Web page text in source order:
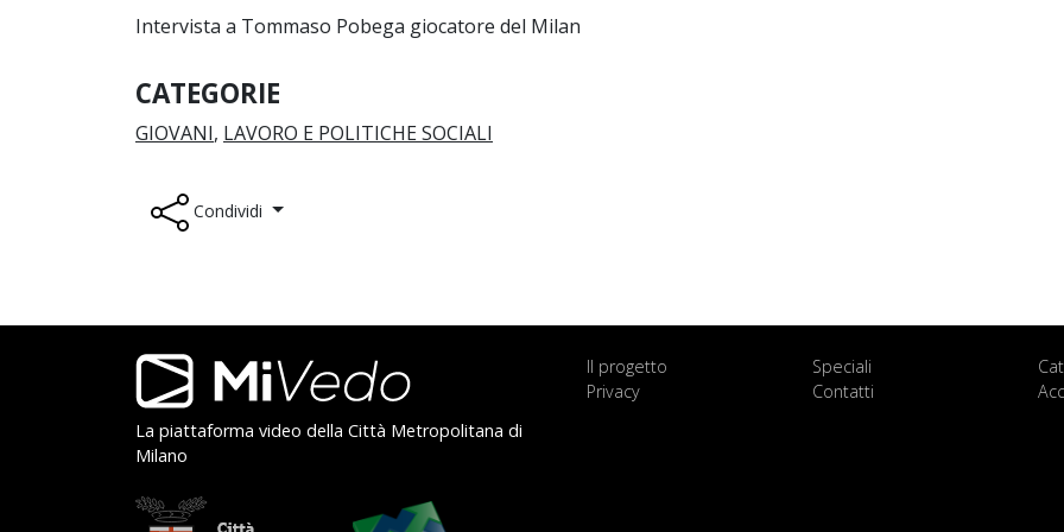
Intervista a Tommaso Pobega giocatore del Milan
CATEGORIE
GIOVANI, LAVORO E POLITICHE SOCIALI
Condividi
La piattaforma video della Città Metropolitana di
Milano
Il progetto Speciali
Privacy
Contatti